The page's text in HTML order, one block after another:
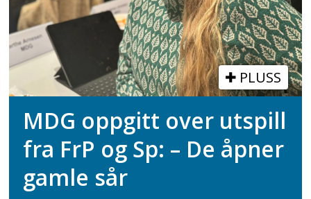
PLUSS
MDG oppgitt over utspill
fra FrP og Sp: – De åpner
gamle sår